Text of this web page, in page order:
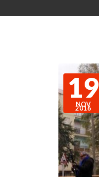
19
NOV
2016